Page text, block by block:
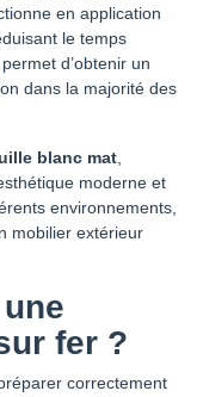
en application
le temps
d’obtenir un
dans la majorité des
blanc mat,
moderne et
environnements,
mobilier extérieur
fer ?
correctement